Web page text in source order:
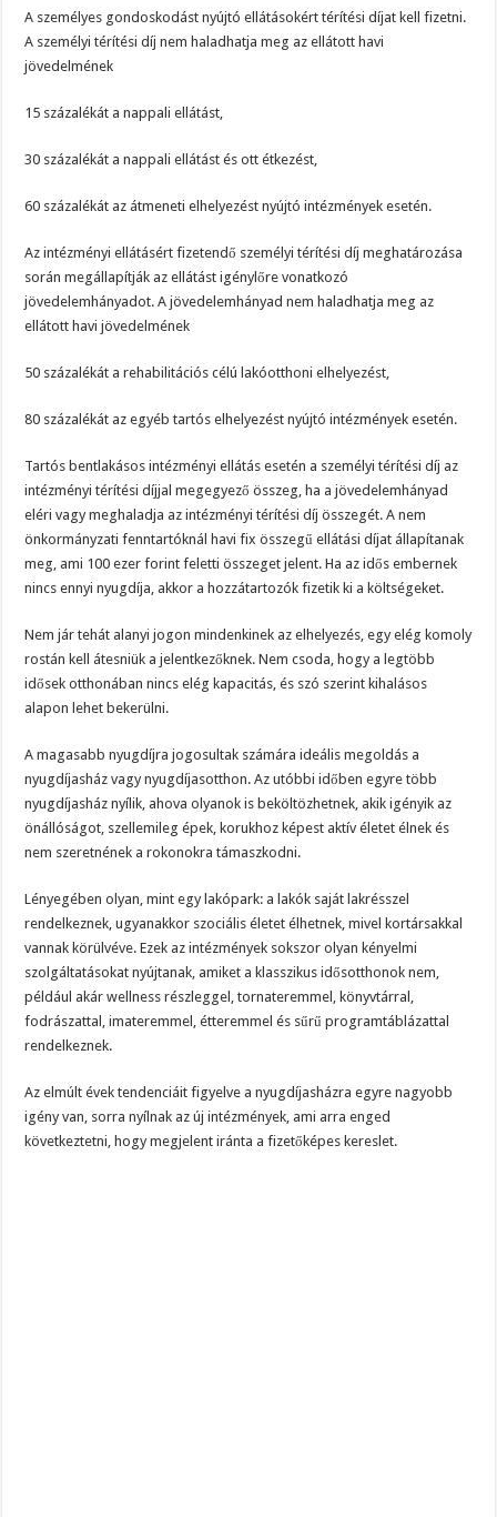
A személyes gondoskodást nyújtó ellátásokért térítési díjat kell fizetni.
A személyi térítési díj nem haladhatja meg az ellátott havi
jövedelmének
15 százalékát a nappali ellátást,
30 százalékát a nappali ellátást és ott étkezést,
60 százalékát az átmeneti elhelyezést nyújtó intézmények esetén.
Az intézményi ellátásért fizetendő személyi térítési díj meghatározása
során megállapítják az ellátást igénylőre vonatkozó
jövedelemhányadot. A jövedelemhányad nem haladhatja meg az
ellátott havi jövedelmének
50 százalékát a rehabilitációs célú lakóotthoni elhelyezést,
80 százalékát az egyéb tartós elhelyezést nyújtó intézmények esetén.
Tartós bentlakásos intézményi ellátás esetén a személyi térítési díj az
intézményi térítési díjjal megegyező összeg, ha a jövedelemhányad
eléri vagy meghaladja az intézményi térítési díj összegét. A nem
önkormányzati fenntartóknál havi fix összegű ellátási díjat állapítanak
meg, ami 100 ezer forint feletti összeget jelent. Ha az idős embernek
nincs ennyi nyugdíja, akkor a hozzátartozók fizetik ki a költségeket.
Nem jár tehát alanyi jogon mindenkinek az elhelyezés, egy elég komoly
rostán kell átesniük a jelentkezőknek. Nem csoda, hogy a legtöbb
idősek otthonában nincs elég kapacitás, és szó szerint kihalásos
alapon lehet bekerülni.
A magasabb nyugdíjra jogosultak számára ideális megoldás a
nyugdíjasház vagy nyugdíjasotthon. Az utóbbi időben egyre több
nyugdíjasház nyílik, ahova olyanok is beköltözhetnek, akik igényik az
önállóságot, szellemileg épek, korukhoz képest aktív életet élnek és
nem szeretnének a rokonokra támaszkodni.
Lényegében olyan, mint egy lakópark: a lakók saját lakrésszel
rendelkeznek, ugyanakkor szociális életet élhetnek, mivel kortársakkal
vannak körülvéve. Ezek az intézmények sokszor olyan kényelmi
szolgáltatásokat nyújtanak, amiket a klasszikus idősotthonok nem,
például akár wellness részleggel, tornateremmel, könyvtárral,
fodrászattal, imateremmel, étteremmel és sűrű programtáblázattal
rendelkeznek.
Az elmúlt évek tendenciáit figyelve a nyugdíjasházra egyre nagyobb
igény van, sorra nyílnak az új intézmények, ami arra enged
következtetni, hogy megjelent iránta a fizetőképes kereslet.